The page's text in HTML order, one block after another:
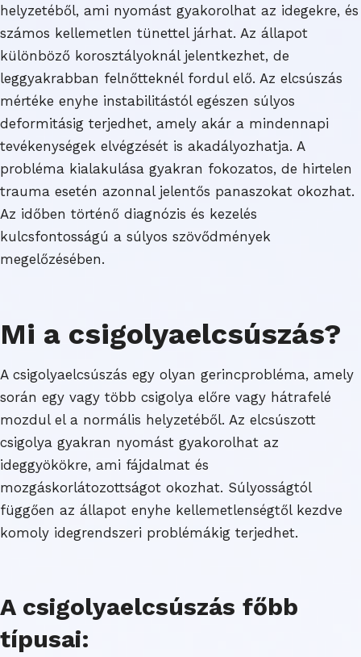
helyzetéből, ami nyomást gyakorolhat az idegekre, és
számos kellemetlen tünettel járhat. Az állapot
különböző korosztályoknál jelentkezhet, de
leggyakrabban felnőtteknél fordul elő. Az elcsúszás
mértéke enyhe instabilitástól egészen súlyos
deformitásig terjedhet, amely akár a mindennapi
tevékenységek elvégzését is akadályozhatja. A
probléma kialakulása gyakran fokozatos, de hirtelen
trauma esetén azonnal jelentős panaszokat okozhat.
Az időben történő diagnózis és kezelés
kulcsfontosságú a súlyos szövődmények
megelőzésében.
Mi a csigolyaelcsúszás?
A csigolyaelcsúszás egy olyan gerincprobléma, amely
során egy vagy több csigolya előre vagy hátrafelé
mozdul el a normális helyzetéből. Az elcsúszott
csigolya gyakran nyomást gyakorolhat az
ideggyökökre, ami fájdalmat és
mozgáskorlátozottságot okozhat. Súlyosságtól
függően az állapot enyhe kellemetlenségtől kezdve
komoly idegrendszeri problémákig terjedhet.
A csigolyaelcsúszás főbb
típusai: